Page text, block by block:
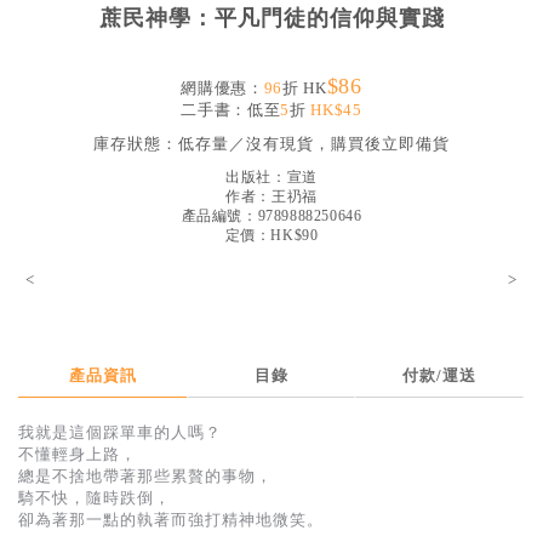
社會／倫理
見證／傳記
文藝／勵志
得獎作品推介
中文二手書
英文二手書
蔗民神學：平凡門徒的信仰與實踐
網購優惠： 96折 HK$86
二手書：低至5折HK$45
庫存狀態： 低存量／沒有現貨，購買後立即備貨
出版社： 宣道
作者： 王礽福
產品編號：9789888250646
定價：HK$90
< >
產品資訊 目錄 付款/運送
我就是這個踩單車的人嗎？
不懂輕身上路，
總是不捨地帶著那些累贅的事物，
騎不快，隨時跌倒，
卻為著那一點的執著而強打精神地微笑。